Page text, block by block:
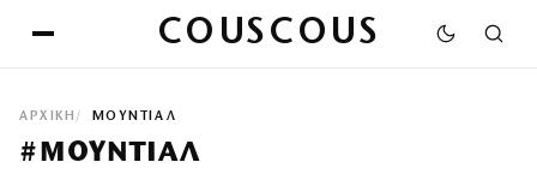
COUSCOUS
ΑΡΧΙΚΉ ΜΟΥΝΤΙΑΛ
#ΜΟΥΝΤΙΑΛ